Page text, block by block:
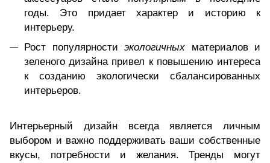
годы. Это придает характер и историю к
интерьеру.
Рост популярности экологичных материалов и
зеленого дизайна привел к повышению интереса
к созданию экологически сбалансированных
интерьеров.
Интерьерный дизайн всегда является личным
выбором и важно поддерживать ваши собственные
вкусы, потребности и желания. Тренды могут